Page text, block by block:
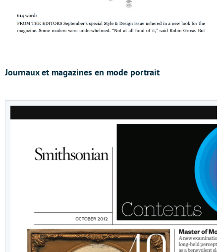
Journaux et magazines en mode portrait